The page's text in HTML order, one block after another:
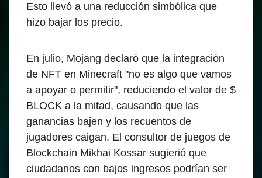
Esto llevó a una reducción simbólica que
hizo bajar los precio.
En julio, Mojang declaró que la integración
de NFT en Minecraft "no es algo que vamos
a apoyar o permitir", reduciendo el valor de $
BLOCK a la mitad, causando que las
ganancias bajen y los recuentos de
jugadores caigan. El consultor de juegos de
Blockchain Mikhai Kossar sugierió que
ciudadanos con bajos ingresos podrían ser